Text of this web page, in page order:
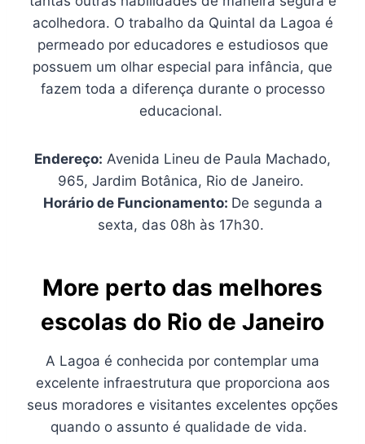
acolhedora. O trabalho da Quintal da Lagoa é
permeado por educadores e estudiosos que
possuem um olhar especial para infância, que
fazem toda a diferença durante o processo
educacional.
Endereço: Avenida Lineu de Paula Machado,
965, Jardim Botânica, Rio de Janeiro.
Horário de Funcionamento: De segunda a
sexta, das 08h às 17h30.
More perto das melhores
escolas do Rio de Janeiro
A Lagoa é conhecida por contemplar uma
excelente infraestrutura que proporciona aos
seus moradores e visitantes excelentes opções
quando o assunto é qualidade de vida.